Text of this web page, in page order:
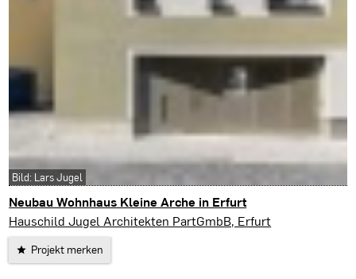
Neubau Wohnhaus Kleine Arche in Erfurt
Erfurt
Hauschild Jugel Architekten PartGmbB, Erfurt
Projekt merken
Bild: Lars Jugel